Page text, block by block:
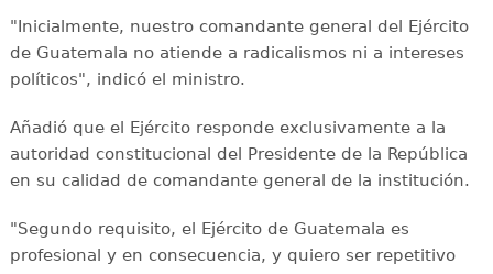
"Inicialmente, nuestro comandante general del Ejército
de Guatemala no atiende a radicalismos ni a intereses
políticos", indicó el ministro.
Añadió que el Ejército responde exclusivamente a la
autoridad constitucional del Presidente de la República
en su calidad de comandante general de la institución.
"Segundo requisito, el Ejército de Guatemala es
profesional y en consecuencia, y quiero ser repetitivo